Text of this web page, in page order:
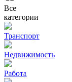
Все
категории
Транспорт
Недвижимость
Работа